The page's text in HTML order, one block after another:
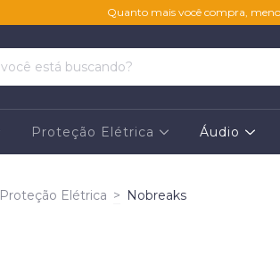
Quanto mais você compra,
Proteção Elétrica Áudio
Proteção Elétrica > Nobreaks